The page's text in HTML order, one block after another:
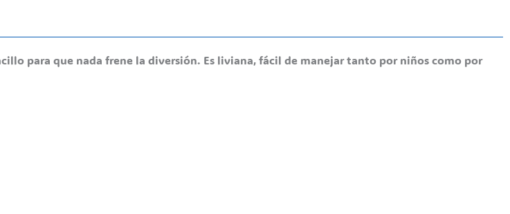
para que nada frene la diversión. Es liviana, fácil de manejar tanto por niños como por